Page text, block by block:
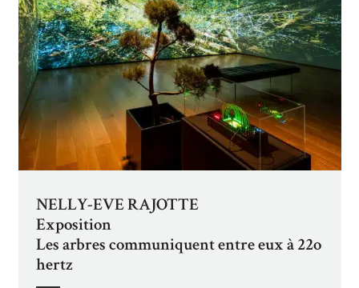
NELLY-EVE RAJOTTE
Exposition
Les arbres communiquent entre eux à 22o
hertz